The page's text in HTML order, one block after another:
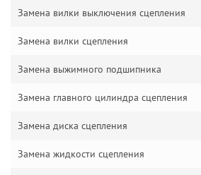
Замена вилки выключения сцепления
Замена вилки сцепления
Замена выжимного подшипника
Замена главного цилиндра сцепления
Замена диска сцепления
Замена жидкости сцепления